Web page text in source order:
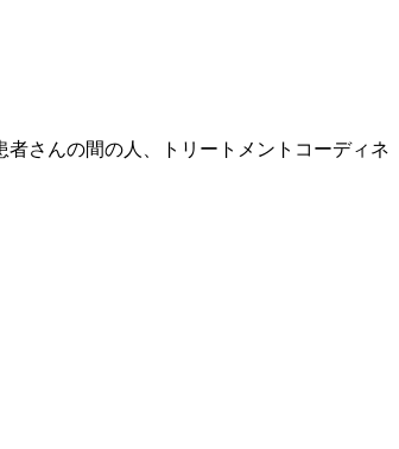
さんの間の人、トリートメントコーディネ